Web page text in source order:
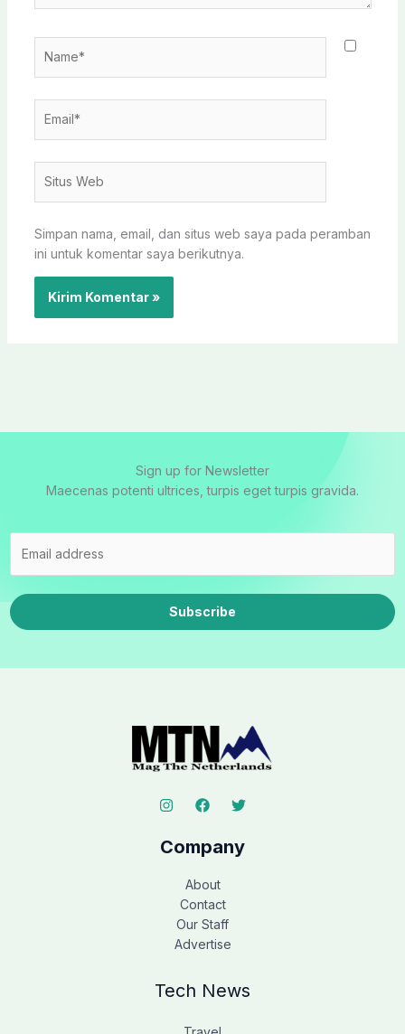
Web
Simpan nama, email, dan situs web saya pada peramban
ini untuk komentar saya berikutnya.
Sign up for Newsletter
Maecenas potenti ultrices, turpis eget turpis gravida.
Subscribe
Company
About
Contact
Our Staff
Advertise
Tech News